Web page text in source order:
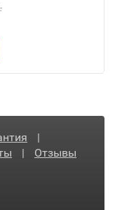
|
| Отзывы